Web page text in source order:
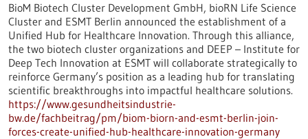
BioM Biotech Cluster Development GmbH, bioRN Life Science
Cluster and ESMT Berlin announced the establishment of a
Unified Hub for Healthcare Innovation. Through this alliance,
the two biotech cluster organizations and DEEP – Institute for
Deep Tech Innovation at ESMT will collaborate strategically to
reinforce Germany’s position as a leading hub for translating
scientific breakthroughs into impactful healthcare solutions.
https://www.gesundheitsindustrie-
bw.de/fachbeitrag/pm/biom-biorn-and-esmt-berlin-join-
forces-create-unified-hub-healthcare-innovation-germany